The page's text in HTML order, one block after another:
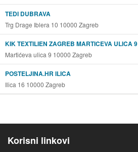
TEDI DUBRAVA
Trg Drage Iblera 10 10000 Zagreb
KIK TEXTILIEN ZAGREB MARTICEVA ULICA 9
Martićeva ulica 9 10000 Zagreb
POSTELJINA.HR ILICA
Ilica 16 10000 Zagreb
Korisni linkovi